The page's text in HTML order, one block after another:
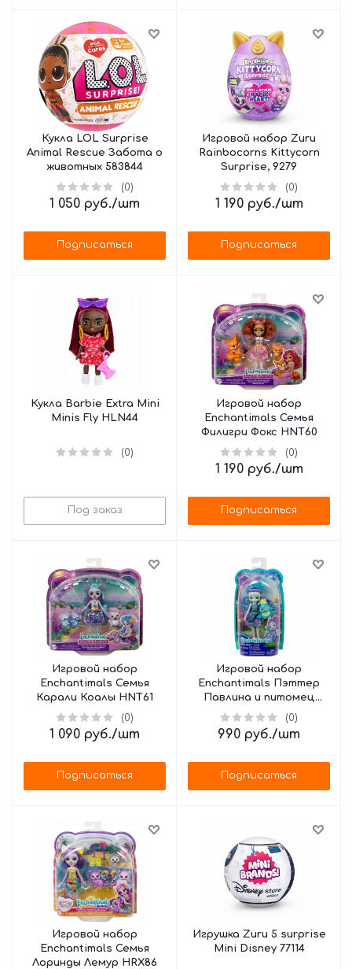
Кукла LOL Surprise
Animal Rescue Забота о
животных 583844
(0)
1 050 руб./шт
Подписаться
Игровой набор Zuru
Rainbocorns Kittycorn
Surprise, 9279
(0)
1 190руб./шт
Подписаться
Кукла Barbie Extra Mini
Minis Fly HLN44
(0)
Под заказ
Игровой набор
Enchantimals Семья
Филигри Фокс HNT60
(0)
1 190руб./шт
Подписаться
Игровой набор
Enchantimals Семья
Карали Коалы HNT61
(0)
1 090 руб./шт
Подписаться
Игровой набор
Enchantimals Пэттер
Павлина и питомец
Флэпс FXM74
(0)
990 руб./шт
Подписаться
Игровой набор
Enchantimals Семья
Лоринды Лемур HRX86
Игрушка Zuru 5 surprise
Mini Disney 77114